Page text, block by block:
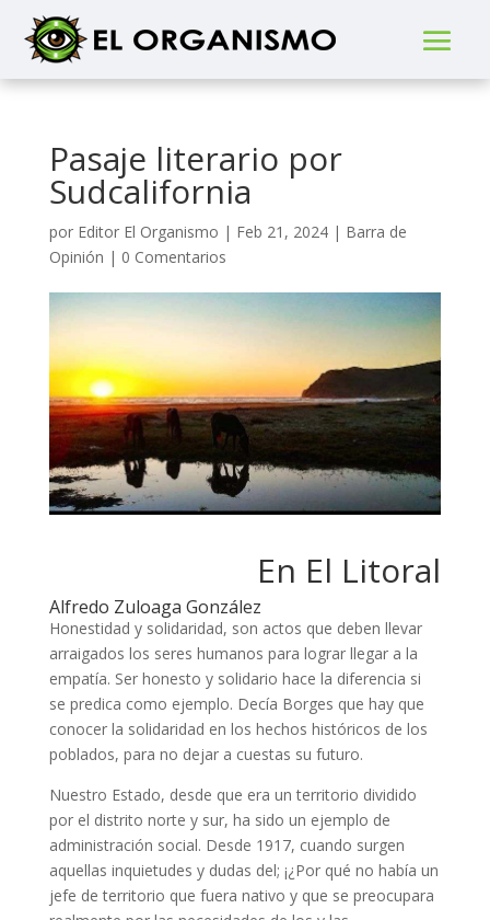
Pasaje literario por
Sudcalifornia
por Editor El Organismo | Feb 21, 2024| Barra de
Opinión | 0 Comentarios
En El Litoral
Alfredo Zuloaga González
Honestidad y solidaridad, son actos que deben llevar
arraigados los seres humanos para lograr llegar a la
empatía. Ser honesto y solidario hace la diferencia si
se predica como ejemplo. Decía Borges que hay que
conocer la solidaridad en los hechos históricos de los
poblados, para no dejar a cuestas su futuro.
Nuestro Estado, desde que era un territorio dividido
por el distrito norte y sur, ha sido un ejemplo de
administración social. Desde 1917, cuando surgen
aquellas inquietudes y dudas del; ¡¿Por qué no había un
jefe de territorio que fuera nativo y que se preocupara